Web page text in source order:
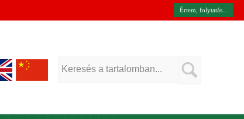
Értem, folytatás...